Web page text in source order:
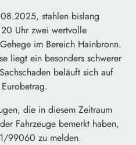
stahlen bislang
Uhr zwei wertvolle
im Bereich Hainbronn.
liegt ein besonders schwerer
beläuft sich auf
die in diesem Zeitraum
Fahrzeuge bemerkt haben,
99060 zu melden.